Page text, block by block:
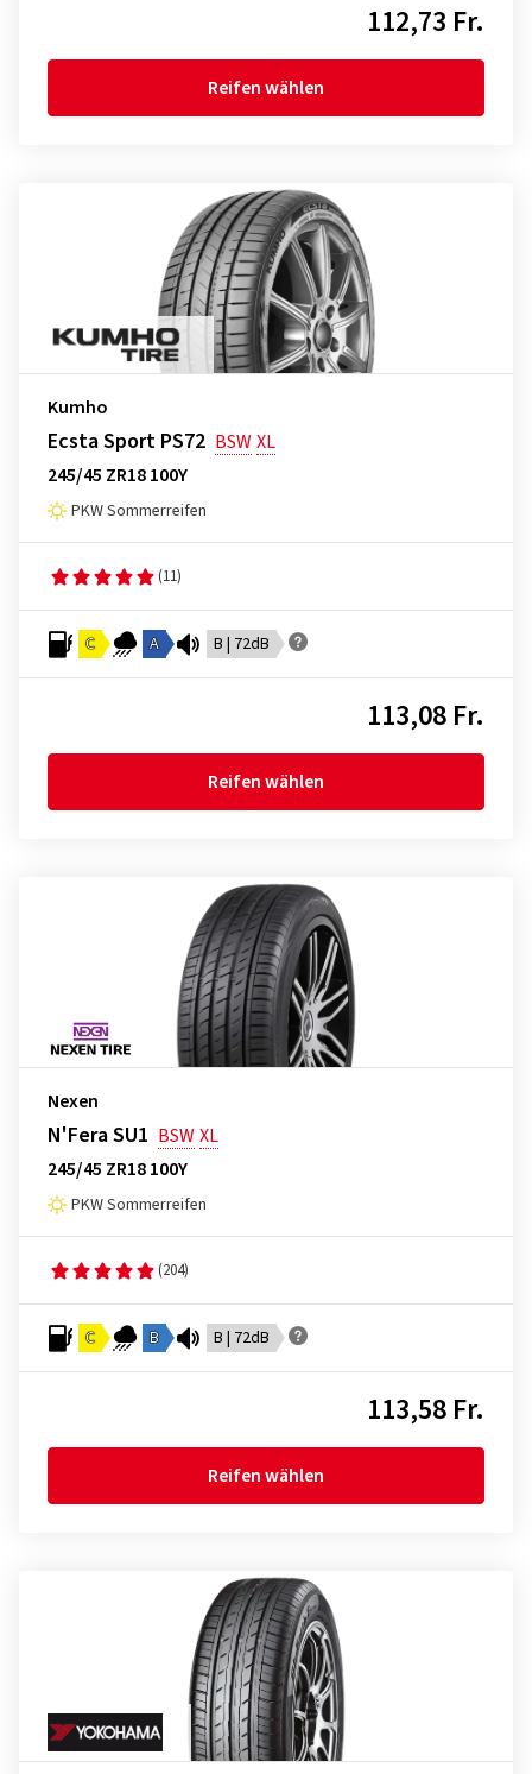
112,73 Fr.
Reifen wählen
Kumho
Ecsta Sport PS72 BSWXL
245/45 ZR18 100Y
PKW Sommerreifen
(11)
C A B | 72dB
113,08 Fr.
Reifen wählen
Nexen
N'Fera SU1 BSWXL
245/45 ZR18 100Y
PKW Sommerreifen
(204)
C B B | 72dB
113,58 Fr.
Reifen wählen